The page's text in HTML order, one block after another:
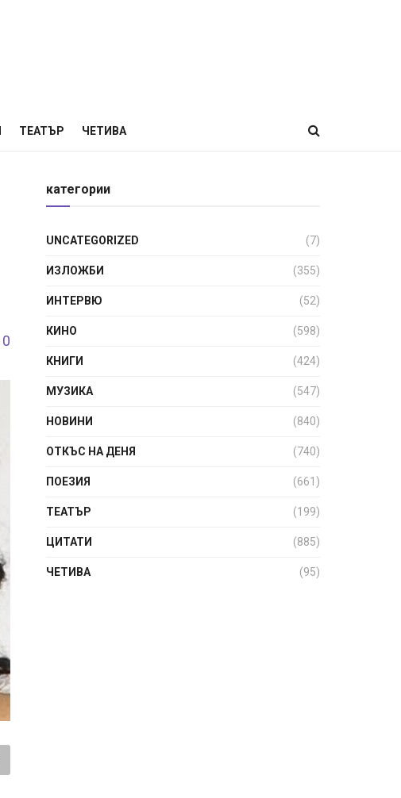
ТЕАТЪР ЧЕТИВА
0
категории
UNCATEGORIZED (7)
ИЗЛОЖБИ (355)
ИНТЕРВЮ (52)
КИНО (598)
КНИГИ (424)
МУЗИКА (547)
НОВИНИ (840)
ОТКЪС НА ДЕНЯ (740)
ПОЕЗИЯ (661)
ТЕАТЪР (199)
ЦИТАТИ (885)
ЧЕТИВА (95)